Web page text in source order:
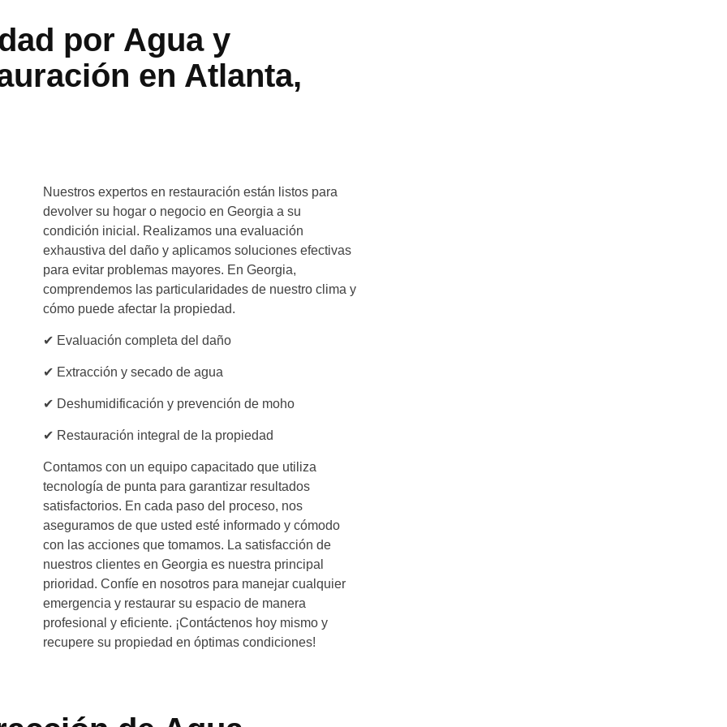
por Agua y
en Atlanta,
Nuestros expertos en restauración están listos para
devolver su hogar o negocio en Georgia a su
condición inicial. Realizamos una evaluación
exhaustiva del daño y aplicamos soluciones efectivas
para evitar problemas mayores. En Georgia,
comprendemos las particularidades de nuestro clima y
cómo puede afectar la propiedad.
✔ Evaluación completa del daño
✔ Extracción y secado de agua
✔ Deshumidificación y prevención de moho
✔ Restauración integral de la propiedad
Contamos con un equipo capacitado que utiliza
tecnología de punta para garantizar resultados
satisfactorios. En cada paso del proceso, nos
aseguramos de que usted esté informado y cómodo
con las acciones que tomamos. La satisfacción de
nuestros clientes en Georgia es nuestra principal
prioridad. Confíe en nosotros para manejar cualquier
emergencia y restaurar su espacio de manera
profesional y eficiente. ¡Contáctenos hoy mismo y
recupere su propiedad en óptimas condiciones!